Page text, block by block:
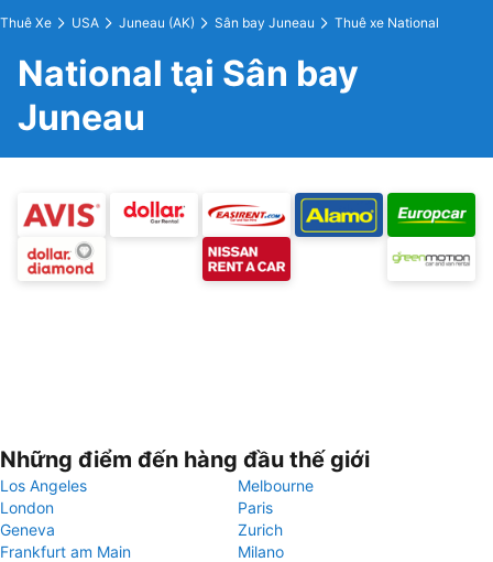
Thuê Xe USA Juneau (AK) Sân bay Juneau Thuê xe National
National tại Sân bay
Juneau
Những điểm đến hàng đầu thế giới
Los Angeles
Melbourne
London
Paris
Geneva
Zurich
Frankfurt am Main
Milano